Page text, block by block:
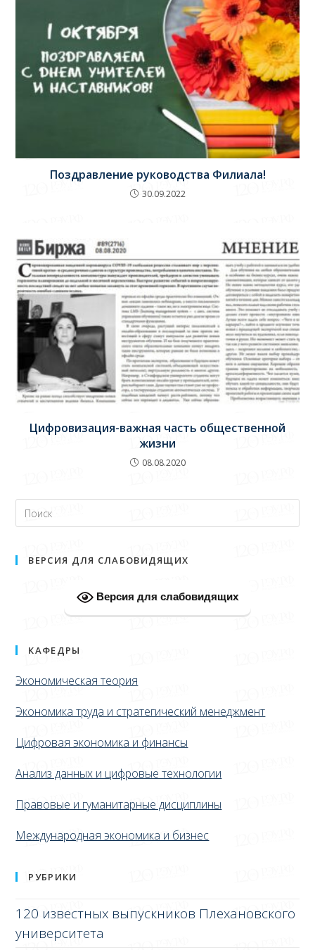
Поздравление руководства Филиала!
30.09.2022
Цифровизация-важная часть общественной
жизни
08.08.2020
ВЕРСИЯ ДЛЯ СЛАБОВИДЯЩИХ
Версия для слабовидящих
КАФЕДРЫ
Экономическая теория
Экономика труда и стратегический менеджмент
Цифровая экономика и финансы
Анализ данных и цифровые технологии
Правовые и гуманитарные дисциплины
Международная экономика и бизнес
РУБРИКИ
120 известных выпускников Плехановского
университета